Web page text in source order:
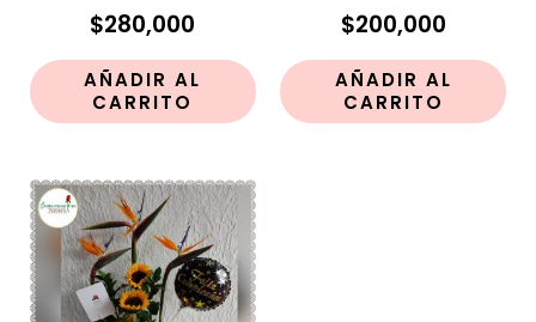
$280,000
AÑADIR AL
CARRITO
$200,000
AÑADIR AL
CARRITO